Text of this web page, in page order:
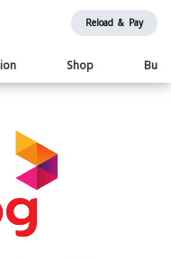
Reload & Pay
Shop